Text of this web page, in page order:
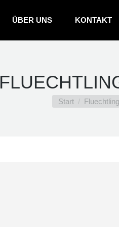
ÜBER UNS KONTAKT
Sie befinden
Start